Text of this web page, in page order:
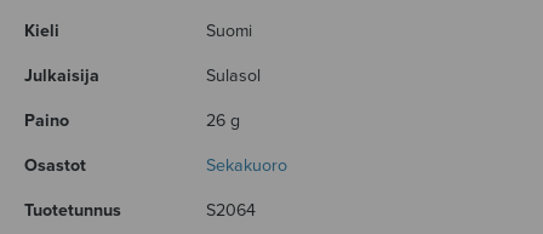
Kieli Suomi
Julkaisija Sulasol
Paino 26 g
Osastot Sekakuoro
Tuotetunnus S2064